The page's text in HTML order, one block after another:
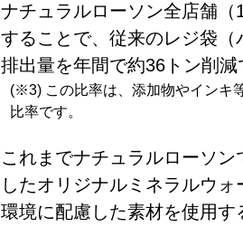
ナチュラルローソン全店舗
することで、従来のレジ袋
排出量を年間で約36トン削
(※3) この比率は、添加物やインキ
比率です。
これまでナチュラルローソ
したオリジナルミネラルウ
環境に配慮した素材を使用